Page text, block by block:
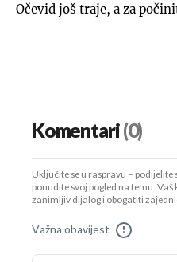
Očevid još traje, a za
Komentari(0)
Uključite se u raspravu –
ponudite svoj pogled na temu.
zanimljiv dijalog i obogatiti
Važna obavijest !